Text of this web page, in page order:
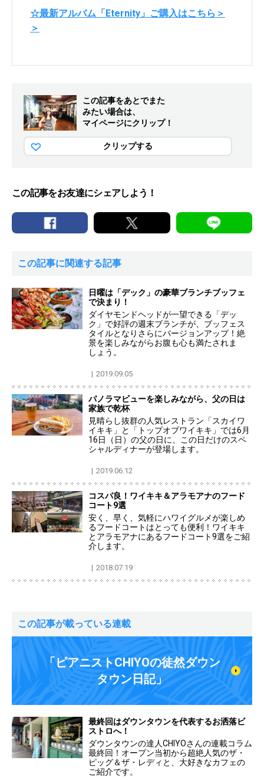
☆最新アルバム「Eternity」ご購入はこちら＞
＞
この記事をあとでまた
みたい場合は、
マイページにクリップ！
クリップする
この記事をお友達にシェアしよう！
この記事に関連する記事
日曜は「デック」の豪華ブランチブッフェ
で決まり！
ダイヤモンドヘッドが一望できる「デッ
ク」で好評の週末ブランチが、ブッフェス
タイルとなりさらにバージョンアップ！絶
景を楽しみながらお腹も心も満たされま
しょう。
2019.09.05
パノラマビューを楽しみながら、父の日は
家族で乾杯
見晴らし抜群の人気レストラン「スカイワ
イキキ」と「トップオブワイキキ」では6月
16日（日）の父の日に、この日だけのスペ
シャルディナーが登場します。
2019.06.12
コスパ良！ワイキキ＆アラモアナのフード
コート9選
安く、早く、気軽にハワイグルメが楽しめ
るフードコートはとっても便利！ワイキキ
とアラモアナにあるフードコート9選をご紹
介します。
2018.07.19
この記事が載っている連載
「ピアニストCHIYOの徒然ダウン
タウン日記」
最終回はダウンタウンを代表するお洒落ビ
ストロへ！
ダウンタウンの達人CHIYOさんの連載コラム
最終回！オープン当初から超絶人気のザ・
ピッグ＆ザ・レディと、大好きなカフェの
ご紹介です。